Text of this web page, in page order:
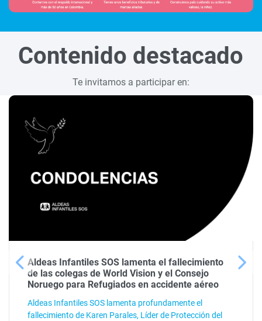
Contenido destacado
Te invitamos a participar en:
Aldeas Infantiles SOS lamenta el fallecimiento
de las colegas de World Vision y el Consejo
Noruego para Refugiados en accidente aéreo
Aldeas Infantiles SOS lamenta profundamente el
fallecimiento de Karen Parales, Líder de Protección del